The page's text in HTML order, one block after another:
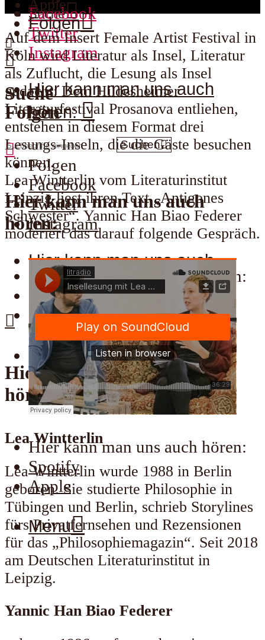
Suche
Suche
Suchen
Facebook
Twitter
Instagram
Hier kann man uns auch
hören:
Hier kann man uns auch
hören:
Hier kann man uns auch hören:
Spotify
Apple
Menu
Folgen
Folgen
Folgen
Facebook
Twitter
Instagram
Hier kann man uns auch
hören:
Hier kann man uns auch
hören:
Hier kann man uns auch hören:
Spotify
Apple
Menu
Apple
Auf dem Insert Female Artist Festival in
Köln wird Literatur als Insel, Literatur
als Zuflucht, die Lesung als Insel
gedacht: Dem Hildesheimer
Literaturfestival Prosanova entliehen,
entstehen in diesem Format drei
Lesungs-Inseln, die die Gäste besuchen
können.
Lea Wintterlin vom Literaturinstitut
Leipzig liest ihren Text „Antigones
Schwester“. Yannic Han Biao Federer
moderiert das darauf folgende Gespräch.
Lea Wintterlin
Lea Wintterlin wurde 1988 in Berlin
geboren. Sie studierte Philosophie in
Tübingen und Berlin, schrieb Storylines
fürs Privatfernsehen und Rezensionen
für das „Philosophiemagazin“. Seit 2018
am Deutschen Literaturinstitut in
Leipzig.
Yannic Han Biao Federer